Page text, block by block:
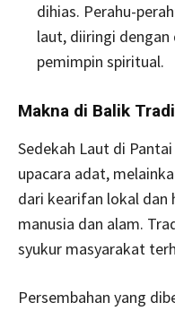
dihias. Perahu-
laut, diiringi
pemimpin spiritual.
Makna di Balik
Sedekah Laut di
upacara adat,
dari kearifan lokal dan
manusia dan alam.
syukur masyarakat
Persembahan yang